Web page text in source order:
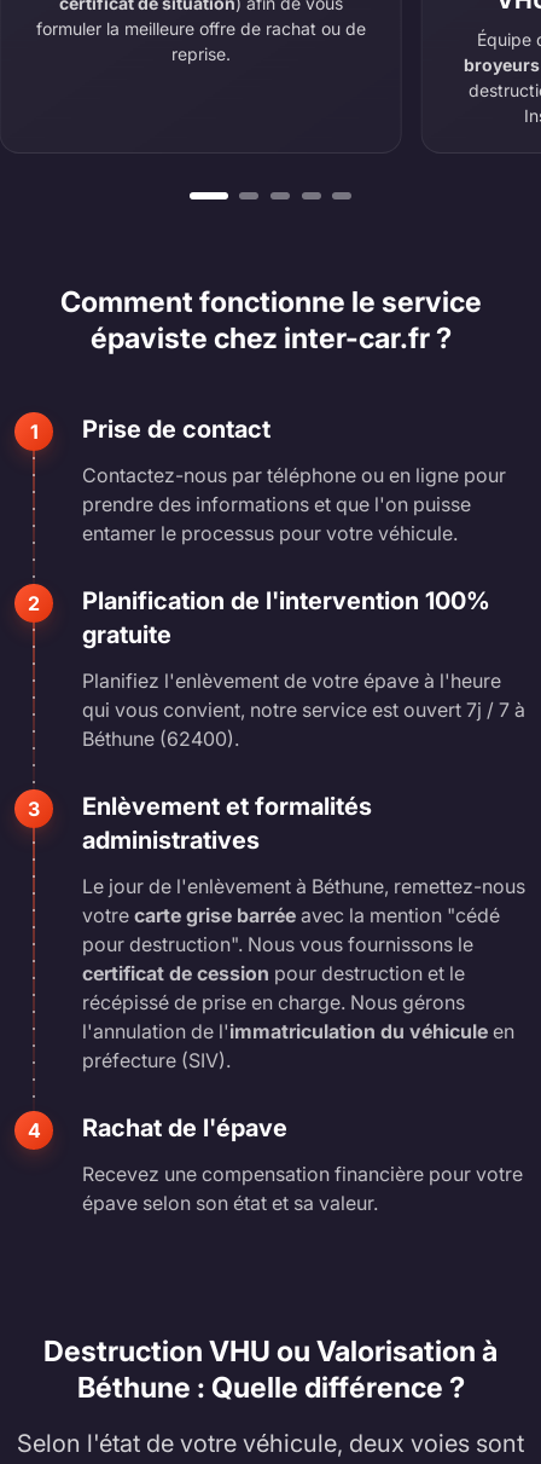
formuler la meilleure offre de rachat ou de
reprise.
Équipe
broyeurs
Comment fonctionne le service
épaviste chez inter-car.fr ?
1 Prise de contact
Contactez-nous par téléphone ou en ligne pour
prendre des informations et que l'on puisse
entamer le processus pour votre véhicule.
2
Planification de l'intervention 100%
gratuite
Planifiez l'enlèvement de votre épave à l'heure
qui vous convient, notre service est ouvert 7j / 7 à
Béthune (62400).
3
Enlèvement et formalités
administratives
Le jour de l'enlèvement à Béthune, remettez-nous
votre carte grise barrée avec la mention "cédé
pour destruction". Nous vous fournissons le
certificat de cession pour destruction et le
récépissé de prise en charge. Nous gérons
l'annulation de l'immatriculation du véhicule en
préfecture (SIV).
4 Rachat de l'épave
Recevez une compensation financière pour votre
épave selon son état et sa valeur.
Destruction VHU ou Valorisation à
Béthune : Quelle différence ?
Selon l'état de votre véhicule, deux voies sont